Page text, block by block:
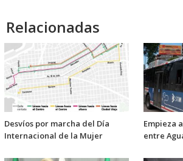
Relacionadas
Desvíos por marcha del Día
Internacional de la Mujer
Empieza
entre